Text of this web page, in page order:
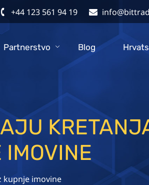
+44 123 561 94 19
Partnerstvo Blog
kupnje imovine